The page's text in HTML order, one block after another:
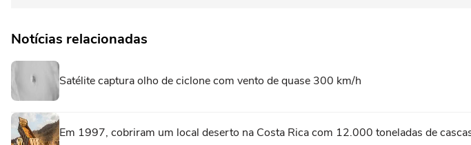
Notícias relacionadas
Satélite captura olho de ciclone com vento de quase 300 km/h
Em 1997, cobriram um local deserto na Costa Rica com 12.000 toneladas de